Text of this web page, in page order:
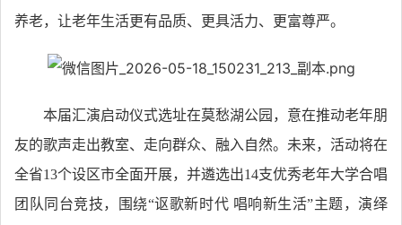
养老，让老年生活更有品质、更具活力、更富尊严。
本届汇演启动仪式选址在莫愁湖公园，意在推动老年朋
友的歌声走出教室、走向群众、融入自然。未来，活动将在
全省13个设区市全面开展，并遴选出14支优秀老年大学合唱
团队同台竞技，围绕“讴歌新时代 唱响新生活”主题，演绎